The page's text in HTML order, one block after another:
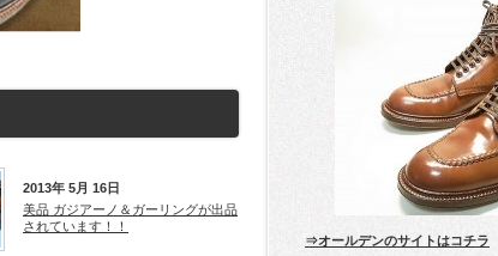
2013年 5月 16日
美品 ガジアーノ＆ガーリングが出品
されています！！
⇒オールデンのサイトはコチラ